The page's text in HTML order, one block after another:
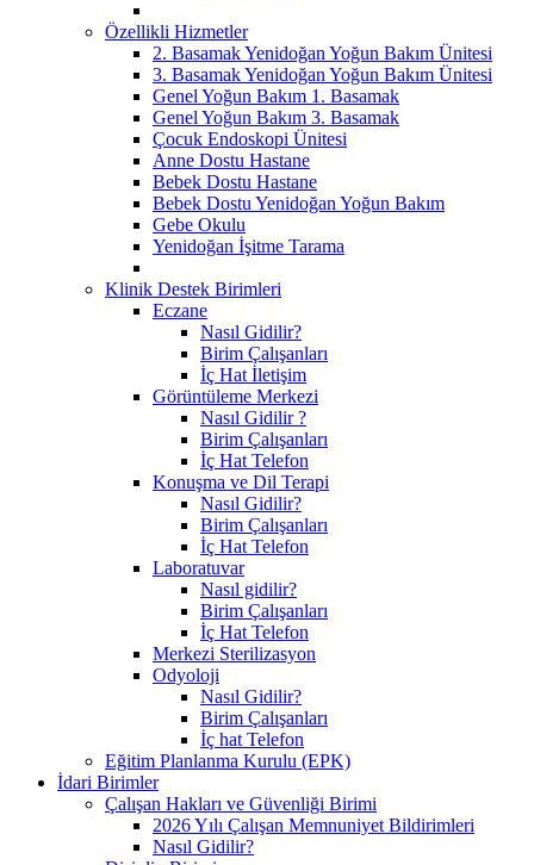
Özellikli Hizmetler
2. Basamak Yenidoğan Yoğun Bakım Ünitesi
3. Basamak Yenidoğan Yoğun Bakım Ünitesi
Genel Yoğun Bakım 1. Basamak
Genel Yoğun Bakım 3. Basamak
Çocuk Endoskopi Ünitesi
Anne Dostu Hastane
Bebek Dostu Hastane
Bebek Dostu Yenidoğan Yoğun Bakım
Gebe Okulu
Yenidoğan İşitme Tarama
Klinik Destek Birimleri
Eczane
Nasıl Gidilir?
Birim Çalışanları
İç Hat İletişim
Görüntüleme Merkezi
Nasıl Gidilir ?
Birim Çalışanları
İç Hat Telefon
Konuşma ve Dil Terapi
Nasıl Gidilir?
Birim Çalışanları
İç Hat Telefon
Laboratuvar
Nasıl gidilir?
Birim Çalışanları
İç Hat Telefon
Merkezi Sterilizasyon
Odyoloji
Nasıl Gidilir?
Birim Çalışanları
İç hat Telefon
Eğitim Planlanma Kurulu (EPK)
İdari Birimler
Çalışan Hakları ve Güvenliği Birimi
2026 Yılı Çalışan Memnuniyet Bildirimleri
Nasıl Gidilir?